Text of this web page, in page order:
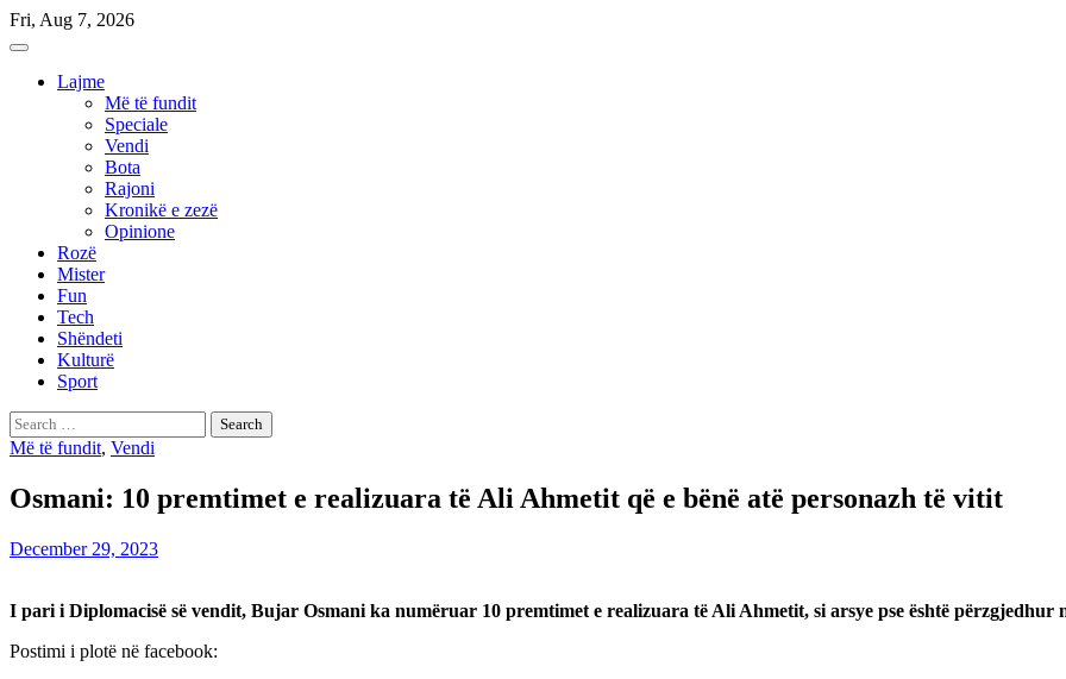
Skip
to
Fri, Aug 7, 2026
Lajme
Më të fundit
Speciale
Vendi
Bota
Rajoni
Kronikë e zezë
Opinione
Rozë
Mister
Fun
Tech
Shëndeti
Kulturë
Sport
Search
for:
Më të fundit, Vendi
Osmani: 10 premtimet e realizuara të Ali Ahmetit që e bënë atë personazh të vitit
December 29, 2023
I pari i Diplomacisë së vendit, Bujar Osmani ka numëruar 10 premtimet e realizuara të Ali Ahmetit, si arsye pse është
Postimi i plotë në facebook: